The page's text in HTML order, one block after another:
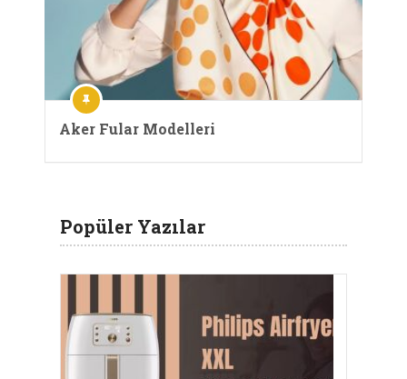
Aker Fular Modelleri
Popüler Yazılar